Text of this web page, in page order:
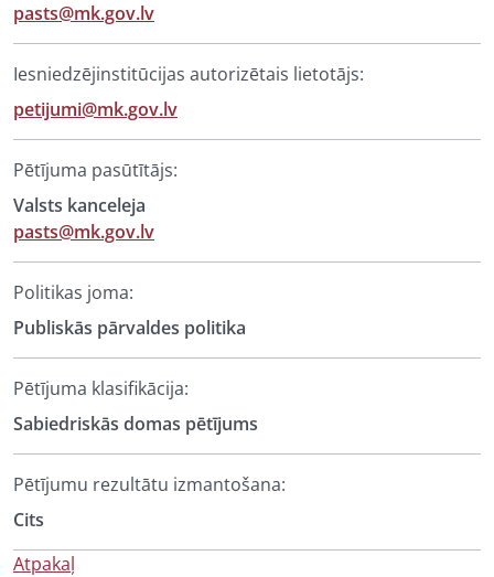
pasts@mk.gov.lv
Iesniedzējinstitūcijas autorizētais lietotājs:
petijumi@mk.gov.lv
Pētījuma pasūtītājs:
Valsts kanceleja
pasts@mk.gov.lv
Politikas joma:
Publiskās pārvaldes politika
Pētījuma klasifikācija:
Sabiedriskās domas pētījums
Pētījumu rezultātu izmantošana:
Cits
Atpakaļ